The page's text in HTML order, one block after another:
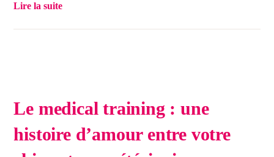
Lire la suite
Le medical training : une
histoire d’amour entre votre